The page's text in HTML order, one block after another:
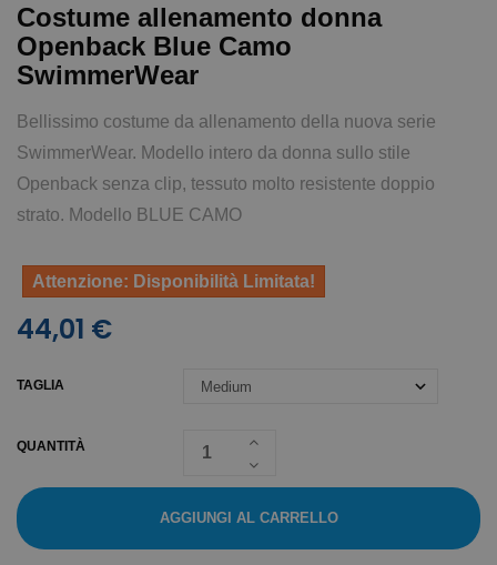
Costume allenamento donna
Openback Blue Camo
SwimmerWear
Bellissimo costume da allenamento della nuova serie
SwimmerWear. Modello intero da donna sullo stile
Openback senza clip, tessuto molto resistente doppio
strato. Modello BLUE CAMO
Attenzione: Disponibilità Limitata!
44,01 €
TAGLIA
QUANTITÀ
AGGIUNGI AL CARRELLO